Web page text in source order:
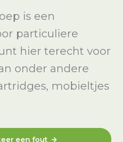
is een
particuliere
hier terecht voor
onder andere
mobieltjes
een fout